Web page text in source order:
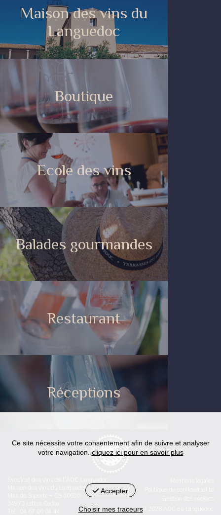
Maison des vins du
Languedoc
Boutique
Ecole des vins
Balades gourmandes
Restaurant
Réceptions
Maison des vins du Languedoc
© 2026 AOC du Languedoc
Ce site nécessite votre consentement afin de suivre et analyser
votre navigation. cliquez ici pour en savoir plus
Accepter
Choisir mes traceurs